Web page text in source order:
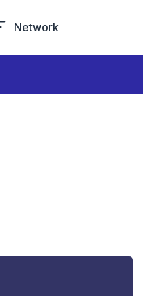
Network